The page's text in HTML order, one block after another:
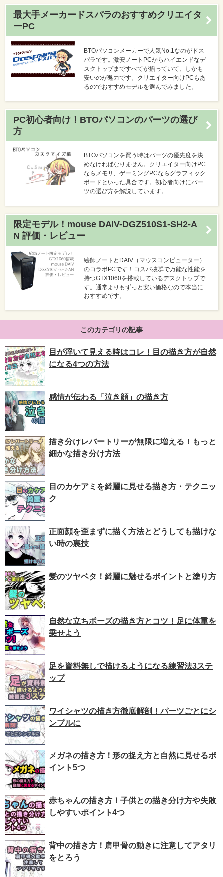
最大手メーカードスパラのおすすめクリエイタ
ーPC
BTOパソコンメーカーで人気No.1なのがドス
パラです。激安ノートPCからハイエンドなデ
スクトップまですべてが揃っていて、しかも
安いのが魅力です。クリエイター向けPCもあ
るのでおすすめモデルを選んでみました。
PC初心者向け！BTOパソコンのパーツの選び
方
BTOパソコンを買う時はパーツの優先度を決
めなければなりません。クリエイター向けPC
ならメモリ、ゲーミングPCならグラフィック
ボードといった具合です。初心者向けにパー
ツの選び方を解説しています。
限定モデル！mouse DAIV-DGZ510S1-SH2-A
N 評価・レビュー
絵師ノートとDAIV（マウスコンピューター）
のコラボPCです！コスパ抜群で万能な性能を
持つGTX1060を搭載しているデスクトップで
す。通常よりもずっと安い価格なので本当に
おすすめです。
このカテゴリの記事
目が浮いて見える時はコレ！目の描き方が自然
になる4つの方法
感情が伝わる「泣き顔」の描き方
描き分けレパートリーが無限に増える！もっと
細かな描き分け方法
目のカケアミを綺麗に見せる描き方・テクニッ
ク
正面顔を歪まずに描く方法とどうしても描けな
い時の裏技
髪のツヤベタ！綺麗に魅せるポイントと塗り方
自然な立ちポーズの描き方とコツ！足に体重を
乗せよう
足を資料無しで描けるようになる練習法3ステ
ップ
ワイシャツの描き方徹底解剖！パーツごとにシ
ンプルに
メガネの描き方！形の捉え方と自然に見せるポ
イント5つ
赤ちゃんの描き方！子供との描き分け方や失敗
しやすいポイント4つ
背中の描き方！肩甲骨の動きに注意してアタリ
をとろう